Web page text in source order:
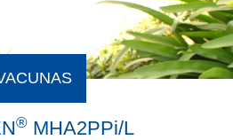
® MHA2PPi/L